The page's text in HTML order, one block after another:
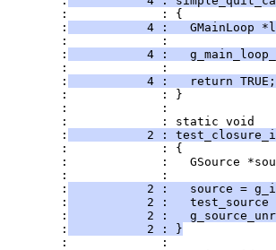
:             : {
:
4 :   GMainLoop
:             :
:
4 :
:             :
:
           4 :   return TRUE;
:             : }
:             :
:             : static void
:
2 :
:             : {
:             :   GSource
:             :
:
2 :   source =
:
2 :   test_source
:
2 :
:
           2 : }
:             :